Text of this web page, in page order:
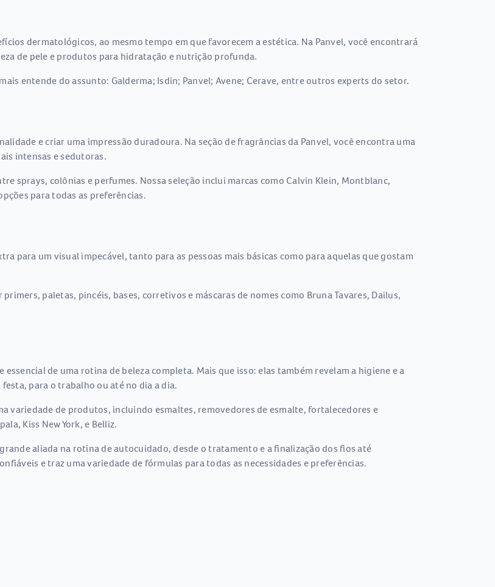
dermatológicos, ao mesmo tempo em que favorecem a estética. Na Panvel, você encontrará
de pele e produtos para hidratação e nutrição profunda.
entende do assunto: Galderma; Isdin; Panvel; Avene; Cerave, entre outros experts do setor.
e criar uma impressão duradoura. Na seção de fragrâncias da Panvel, você encontra uma
intensas e sedutoras.
sprays, colônias e perfumes. Nossa seleção inclui marcas como Calvin Klein, Montblanc,
para todas as preferências.
para um visual impecável, tanto para as pessoas mais básicas como para aquelas que gostam
paletas, pincéis, bases, corretivos e máscaras de nomes como Bruna Tavares, Dailus,
de uma rotina de beleza completa. Mais que isso: elas também revelam a higiene e a
para o trabalho ou até no dia a dia.
variedade de produtos, incluindo esmaltes, removedores de esmalte, fortalecedores e
Kiss New York, e Belliz.
aliada na rotina de autocuidado, desde o tratamento e a finalização dos fios até
e traz uma variedade de fórmulas para todas as necessidades e preferências.